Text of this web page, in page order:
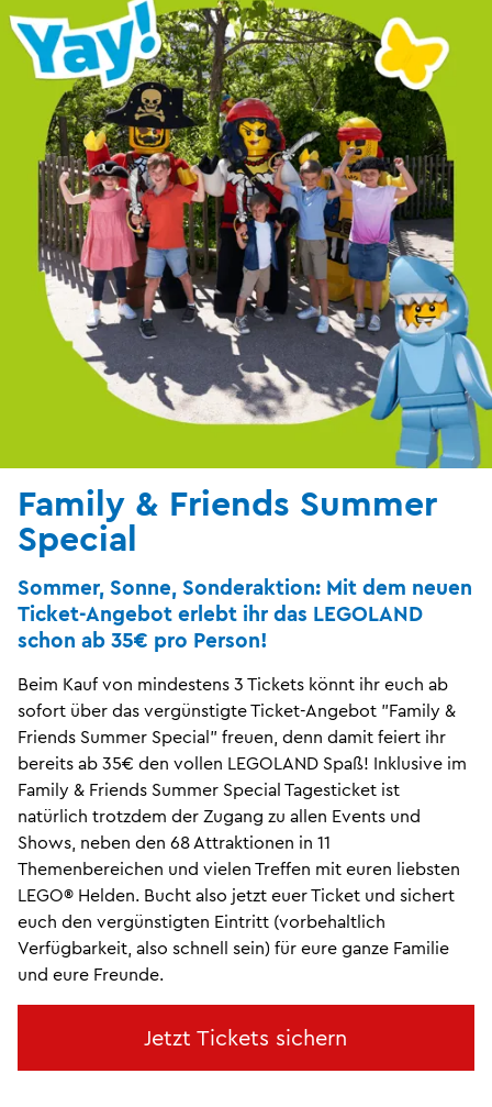
Family & Friends Summer
Special
Sommer, Sonne, Sonderaktion: Mit dem neuen
Ticket-Angebot erlebt ihr das LEGOLAND
schon ab 35€ pro Person!
Beim Kauf von mindestens 3 Tickets könnt ihr euch ab
sofort über das vergünstigte Ticket-Angebot "Family &
Friends Summer Special" freuen, denn damit feiert ihr
bereits ab 35€ den vollen LEGOLAND Spaß! Inklusive im
Family & Friends Summer Special Tagesticket ist
natürlich trotzdem der Zugang zu allen Events und
Shows, neben den 68 Attraktionen in 11
Themenbereichen und vielen Treffen mit euren liebsten
LEGO® Helden. Bucht also jetzt euer Ticket und sichert
euch den vergünstigten Eintritt (vorbehaltlich
Verfügbarkeit, also schnell sein) für eure ganze Familie
und eure Freunde.
Jetzt Tickets sichern